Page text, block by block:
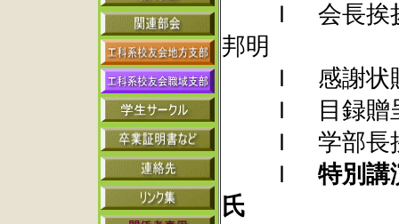
Ｉ 会長挨
邦明
Ｉ 感謝状
Ｉ 目録贈
Ｉ 学部長
Ｉ 特別
氏